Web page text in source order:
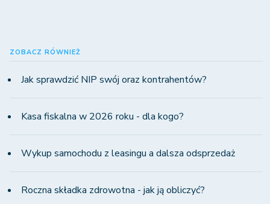
ZOBACZ RÓWNIEŻ
Jak sprawdzić NIP swój oraz kontrahentów?
Kasa fiskalna w 2026 roku - dla kogo?
Wykup samochodu z leasingu a dalsza odsprzedaż
Roczna składka zdrowotna - jak ją obliczyć?